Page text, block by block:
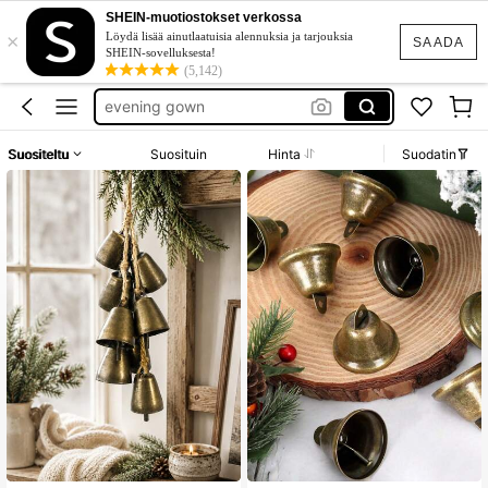
SAADA
×
SHEIN-muotiostokset verkossa
Löydä lisää ainutlaatuisia alennuksia ja tarjouksia
SHEIN-sovelluksesta!
(5,142)
deer
unice
evening gown
tunika plus size
deer
Suositeltu Suosituin Hinta Suodatin